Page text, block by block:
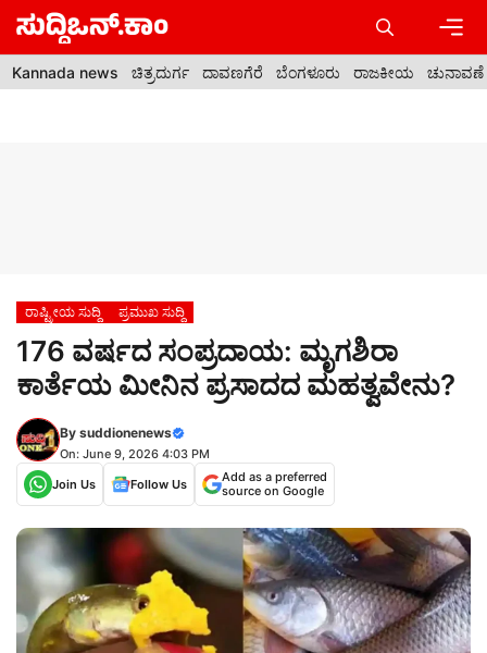
Skip
content
Kannada news ಚಿತ್ರದುರ್ಗ ದಾವಣಗೆರೆ ಬೆಂಗಳೂರು ರಾಜಕೀಯ ಚುನಾವಣೆ
ರಾಷ್ಟ್ರೀಯ ಸುದ್ದಿ ಪ್ರಮುಖ ಸುದ್ದಿ
176 ವರ್ಷದ ಸಂಪ್ರದಾಯ: ಮೃಗಶಿರಾ
ಕಾರ್ತೆಯ ಮೀನಿನ ಪ್ರಸಾದದ ಮಹತ್ವವೇನು?
By suddionenews
On: June 9, 2026 4:03 PM
Join Us
Follow Us
Add as a preferred
source on Google